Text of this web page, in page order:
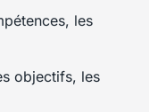
les
objectifs, les